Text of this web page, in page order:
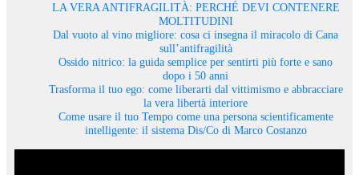
LA VERA ANTIFRAGILITÀ: PERCHÉ DEVI CONTENERE
MOLTITUDINI
Dal vuoto al vino migliore: cosa ci insegna il miracolo di Cana
sull’antifragilità
Ossido nitrico: la guida semplice per sentirti più forte e sano
dopo i 50 anni
Trasforma il tuo ego: come liberarti dal vittimismo e abbracciare
la vera libertà interiore
Come usare il tuo Tempo come una persona scientificamente
intelligente: il sistema Dis/Co di Marco Costanzo